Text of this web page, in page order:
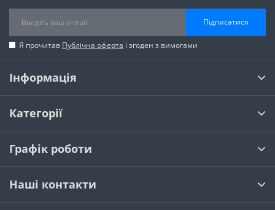
Підписатися
Я прочитав Публічна оферта і згоден з вимогами
Інформація
Категорії
Графік роботи
Наші контакти